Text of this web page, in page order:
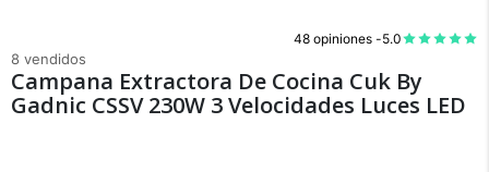
48 opiniones -5.0
8 vendidos
Campana Extractora De Cocina Cuk By
Gadnic CSSV 230W 3 Velocidades Luces LED